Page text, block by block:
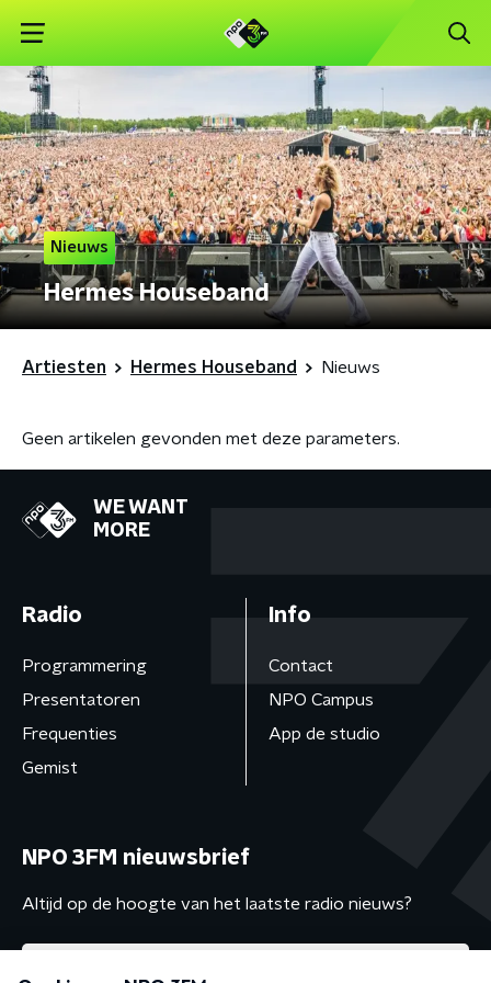
Nieuws
Hermes Houseband
Artiesten Hermes Houseband Nieuws
Geen artikelen gevonden met deze parameters.
WE WANT
MORE
Radio
Programmering
Presentatoren
Frequenties
Gemist
Info
Contact
NPO Campus
App de studio
NPO 3FM nieuwsbrief
Altijd op de hoogte van het laatste radio nieuws?